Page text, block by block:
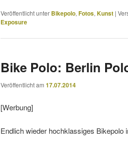
Veröffentlicht unter Bikepolo, Fotos, Kunst |
Exposure
Bike Polo: Berlin
Veröffentlicht am 17.07.2014
[Werbung]
Endlich wieder hochklassiges Bikepolo